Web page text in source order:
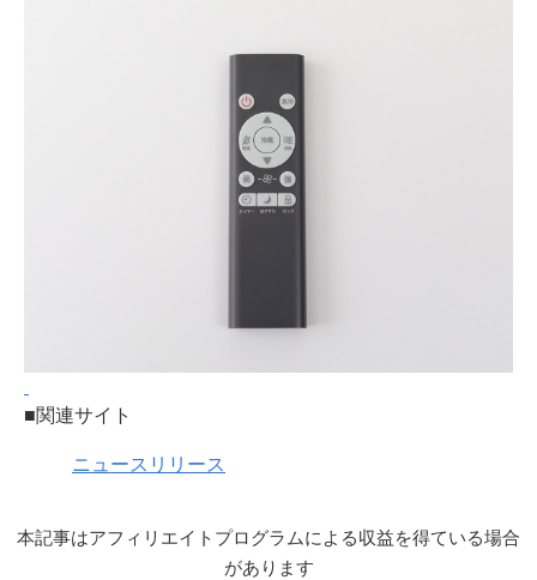
■関連サイト
ニュースリリース
本記事はアフィリエイトプログラムによる収益を得ている場合
があります